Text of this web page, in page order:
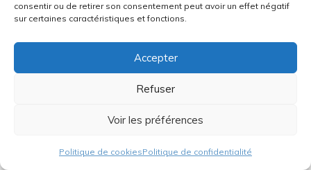
consentir ou de retirer son consentement peut avoir un effet négatif
sur certaines caractéristiques et fonctions.
Accepter
Refuser
Voir les préférences
Politique de cookiesPolitique de confidentialité
Gaming &…
test boîtier pc